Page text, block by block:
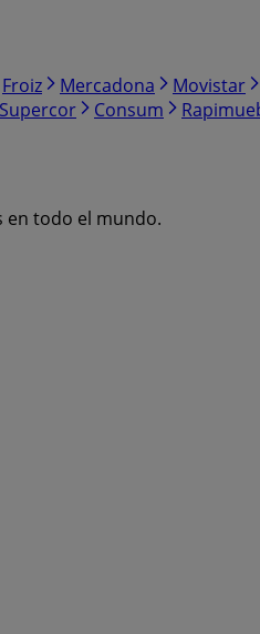
Froiz Mercadona Movistar
Supercor Consum
en todo el mundo.